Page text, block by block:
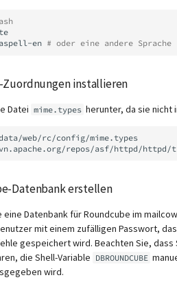
aspell-en # oder eine andere Sprache
Zuordnungen installieren
Datei mime.types herunter, da sie nicht
web/rc/config/mime.types
Datenbank erstellen
eine Datenbank für Roundcube im
mit einem zufälligen Passwort,
gespeichert wird. Beachten Sie,
die Shell-Variable DBROUNDCUBE
wird.